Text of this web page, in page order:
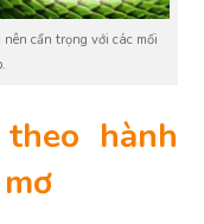
cẩn trọng với các mối
hành